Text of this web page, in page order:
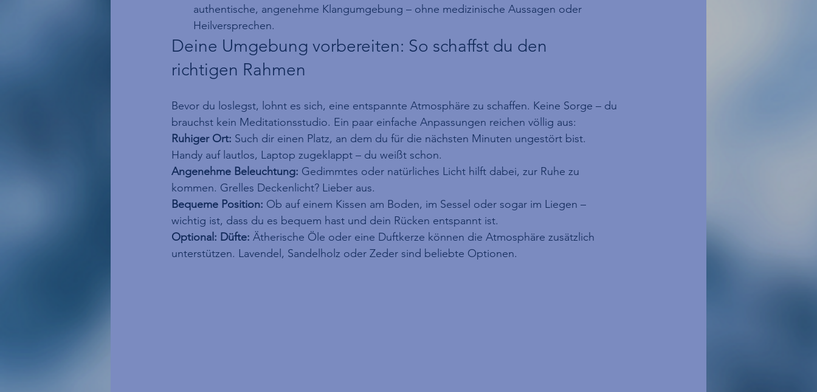
authentische, angenehme Klangumgebung – ohne medizinische Aussagen oder
Heilversprechen.
Deine Umgebung vorbereiten: So schaffst du den
richtigen Rahmen
Bevor du loslegst, lohnt es sich, eine entspannte Atmosphäre zu schaffen. Keine Sorge – du
brauchst kein Meditationsstudio. Ein paar einfache Anpassungen reichen völlig aus:
Ruhiger Ort: Such dir einen Platz, an dem du für die nächsten Minuten ungestört bist.
Handy auf lautlos, Laptop zugeklappt – du weißt schon.
Angenehme Beleuchtung: Gedimmtes oder natürliches Licht hilft dabei, zur Ruhe zu
kommen. Grelles Deckenlicht? Lieber aus.
Bequeme Position: Ob auf einem Kissen am Boden, im Sessel oder sogar im Liegen –
wichtig ist, dass du es bequem hast und dein Rücken entspannt ist.
Optional: Düfte: Ätherische Öle oder eine Duftkerze können die Atmosphäre zusätzlich
unterstützen. Lavendel, Sandelholz oder Zeder sind beliebte Optionen.